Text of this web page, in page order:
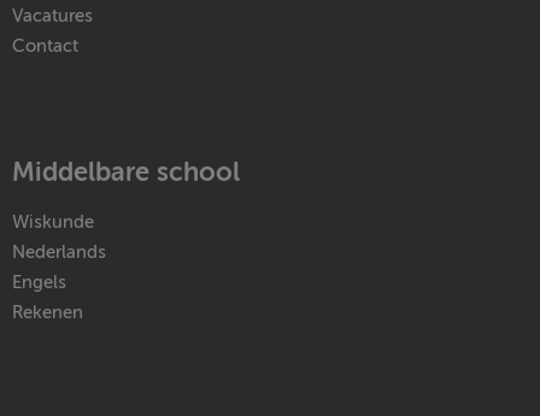
Vacatures
Contact
Middelbare school
Wiskunde
Nederlands
Engels
Rekenen